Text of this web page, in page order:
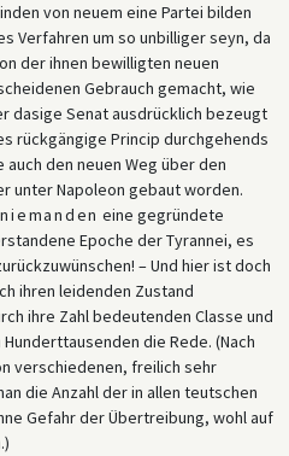
von neuem eine Partei bilden
Verfahren um so unbilliger seyn, da
der ihnen bewilligten neuen
Gebrauch gemacht, wie
dasige Senat ausdrücklich bezeugt
rückgängige Princip durchgehends
den neuen Weg über den
unter Napoleon gebaut worden.
niemanden eine gegründete
Epoche der Tyrannei, es
– Und hier ist doch
ihren leidenden Zustand
ihre Zahl bedeutenden Classe und
die Rede. (Nach
verschiedenen, freilich sehr
die Anzahl der in allen teutschen
Gefahr der Übertreibung, wohl auf